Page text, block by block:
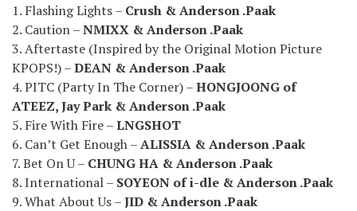
1. Flashing Lights – Crush & Anderson .Paak
2. Caution –NMIXX & Anderson .Paak
3. Aftertaste (Inspired by the Original Motion Picture
KPOPS!) –DEAN & Anderson .Paak
4. PITC (Party In The Corner) –HONGJOONG of
ATEEZ, Jay Park & Anderson .Paak
5. Fire With Fire –LNGSHOT
6. Can’t Get Enough –ALISSIA & Anderson .Paak
7. Bet On U – CHUNG HA & Anderson .Paak
8. International – SOYEON of i-dle & Anderson .Paak
9. What About Us –JID & Anderson .Paak